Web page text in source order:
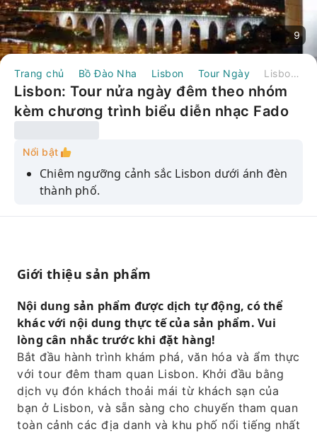
9
Trang chủ Bồ Đào Nha Lisbon Tour Ngày Lisbon: Tour nửa ngày đêm theo nhóm kèm chương trình biểu diễn nhạc Fado và bữa tối | Bồ Đào Nha
Lisbon: Tour nửa ngày đêm theo nhóm
kèm chương trình biểu diễn nhạc Fado
Nổi bật
Chiêm ngưỡng cảnh sắc Lisbon dưới ánh đèn
thành phố.
Hãy nếm thử món Pastel de Belem nổi tiếng,
chuyến tham quan đi bộ khu Alfama.
trình biểu diễn nhạc Fado trực tiếp, một nét
đặc trưng của văn hóa Bồ Đào Nha.
Giới thiệu sản phẩm
Nội dung sản phẩm được dịch tự động, có thể
khác với nội dung thực tế của sản phẩm. Vui
lòng cân nhắc trước khi đặt hàng!
Bắt đầu hành trình khám phá, văn hóa và ẩm thực
với tour đêm tham quan Lisbon. Khởi đầu bằng
dịch vụ đón khách thoải mái từ khách sạn của
bạn ở Lisbon, và sẵn sàng cho chuyến tham quan
toàn cảnh các địa danh và khu phố nổi tiếng nhất